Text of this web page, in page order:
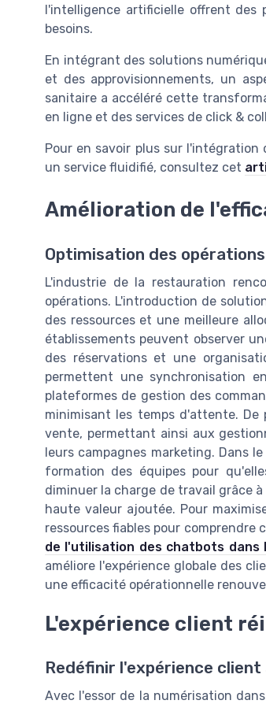
l'intelligence artificielle offrent des
besoins.
En intégrant des solutions
et des approvisionnements, un
sanitaire a accéléré cette
en ligne et des services de click &
Pour en savoir plus sur
un service fluidifié, consultez cet
Amélioration de
Optimisation des
L'industrie de la restauration
opérations. L'introduction de
des ressources et une meilleure
établissements peuvent observer
des réservations et une
permettent une synchronisation
plateformes de gestion des
minimisant les temps d'attente. De
vente, permettant ainsi aux
leurs campagnes marketing. Dans
formation des équipes pour
diminuer la charge de travail grâce
haute valeur ajoutée. Pour
ressources fiables pour
de l'utilisation des chatbots dans
améliore l'expérience globale des
une efficacité opérationnelle
L'expérience client
Redéfinir l'expérience
Avec l'essor de la numérisation